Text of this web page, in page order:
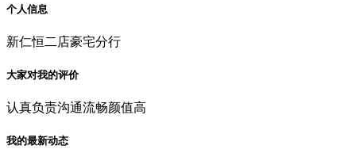
个人信息
新仁恒二店豪宅分行
大家对我的评价
认真负责沟通流畅颜值高
我的最新动态